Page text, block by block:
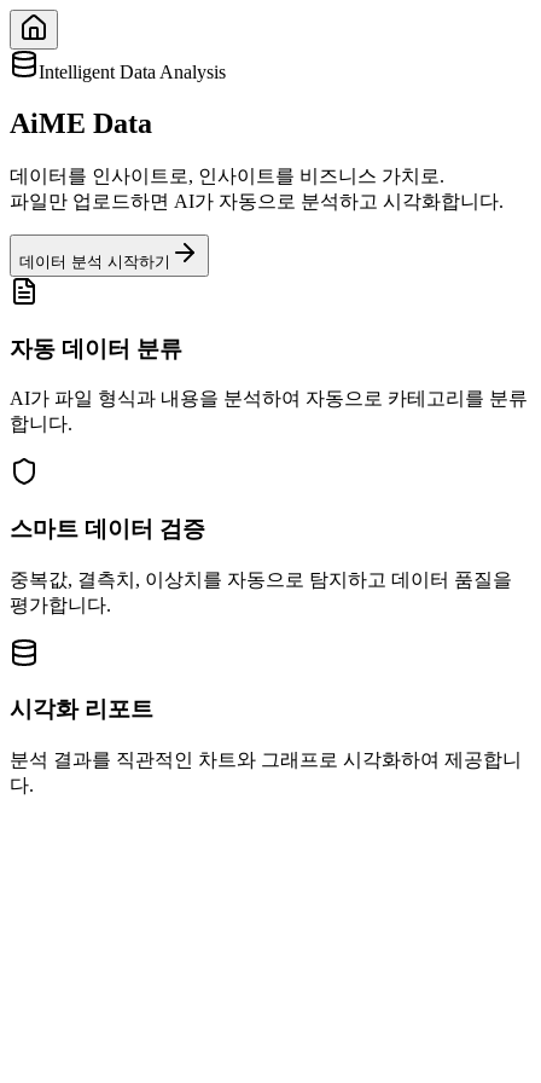
Intelligent Data Analysis
AiME Data
데이터를 인사이트로, 인사이트를 비즈니스 가치로.
파일만 업로드하면 AI가 자동으로 분석하고 시각화합니다.
데이터 분석 시작하기
자동 데이터 분류
AI가 파일 형식과 내용을 분석하여 자동으로 카테고리를 분류
합니다.
스마트 데이터 검증
중복값, 결측치, 이상치를 자동으로 탐지하고 데이터 품질을
평가합니다.
시각화 리포트
분석 결과를 직관적인 차트와 그래프로 시각화하여 제공합니
다.